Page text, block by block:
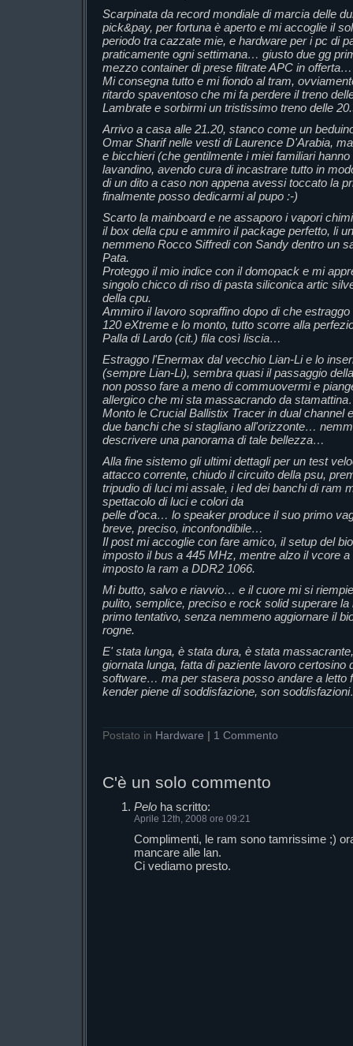
Scarpinata da record mondiale di marcia delle
pick&pay, per fortuna è aperto e mi accoglie il
periodo tra cazzate mie, e hardware per i pc di
praticamente ogni settimana… giusto due gg
mezzo container di prese filtrate APC in offerta…
Mi consegna tutto e mi fiondo al tram,
ritardo spaventoso che mi fa perdere il treno
Lambrate e sorbirmi un tristissimo treno delle
Arrivo a casa alle 21.20, stanco come un
Omar Sharif nelle vesti di Laurence D'Arabia,
e bicchieri (che gentilmente i miei familiari
lavandino, avendo cura di incastrare tutto in
di un dito a caso non appena avessi toccato la
finalmente posso dedicarmi al pupo :-)
Scarto la mainboard e ne assaporo i vapori
il box della cpu e ammiro il package perfetto, li
nemmeno Rocco Siffredi con Sandy dentro un
Pata.
Proteggo il mio indice con il domopack e mi
singolo chicco di riso di pasta siliconica artic
della cpu.
Ammiro il lavoro sopraffino dopo di che
120 eXtreme e lo monto, tutto scorre alla
Palla di Lardo (cit.) fila così liscia…
Estraggo l'Enermax dal vecchio Lian-Li e lo
(sempre Lian-Li), sembra quasi il passaggio
non posso fare a meno di commuovermi e
allergico che mi sta massacrando da
Monto le Crucial Ballistix Tracer in dual channel
due banchi che si stagliano all'orizzonte…
descrivere una panorama di tale bellezza…
Alla fine sistemo gli ultimi dettagli per un test
attacco corrente, chiudo il circuito della psu,
tripudio di luci mi assale, i led dei banchi di ram
spettacolo di luci e colori da
pelle d'oca… lo speaker produce il suo primo
breve, preciso, inconfondibile…
Il post mi accoglie con fare amico, il setup del
imposto il bus a 445 MHz, mentre alzo il vcore
imposto la ram a DDR2 1066.
Mi butto, salvo e riavvio… e il cuore mi si
pulito, semplice, preciso e rock solid superare
primo tentativo, senza nemmeno aggiornare il
rogne.
E' stata lunga, è stata dura, è stata
giornata lunga, fatta di paziente lavoro certosino
software… ma per stasera posso andare a letto
kender piene di soddisfazione, son
Postato in Hardware 1 Commento
C'è un solo commento
Pelo ha scritto:
Aprile 12th, 2008 ore 09:21
Complimenti, le ram sono tamrissime ;)
mancare alle lan.
Ci vediamo presto.